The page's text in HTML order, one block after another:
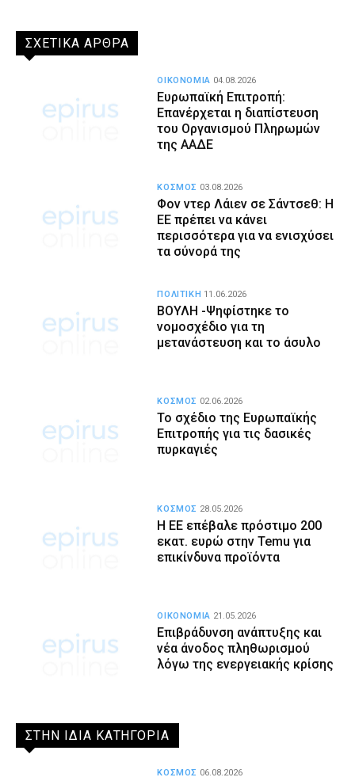
ΣΧΕΤΙΚΑ ΑΡΘΡΑ
Ευρωπαϊκή Επιτροπή:
Επανέρχεται η διαπίστευση
του Οργανισμού Πληρωμών
της ΑΑΔΕ
ΟΙΚΟΝΟΜΙΑ 04.08.2026
Φον ντερ Λάιεν σε Σάντσεθ: Η
ΕΕ πρέπει να κάνει
περισσότερα για να ενισχύσει
τα σύνορά της
ΚΟΣΜΟΣ 03.08.2026
ΒΟΥΛΗ -Ψηφίστηκε το
νομοσχέδιο για τη
μετανάστευση και το άσυλο
ΠΟΛΙΤΙΚΗ 11.06.2026
Το σχέδιο της Ευρωπαϊκής
Επιτροπής για τις δασικές
πυρκαγιές
ΚΟΣΜΟΣ 02.06.2026
Η ΕΕ επέβαλε πρόστιμο 200
εκατ. ευρώ στην Temu για
επικίνδυνα προϊόντα
ΚΟΣΜΟΣ 28.05.2026
Επιβράδυνση ανάπτυξης και
νέα άνοδος πληθωρισμού
λόγω της ενεργειακής κρίσης
ΟΙΚΟΝΟΜΙΑ 21.05.2026
ΣΤΗΝ ΙΔΙΑ ΚΑΤΗΓΟΡΙΑ
ΚΟΣΜΟΣ 06.08.2026